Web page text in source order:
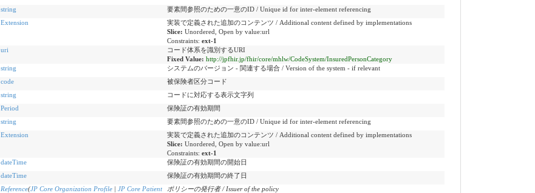
string
要素間参照のための一意のID / Unique id for inter-element referencing
Extension
実装で定義された追加のコンテンツ / Additional content defined by implementations
Slice: Unordered, Open by value:url
Constraints: ext-1
uri
コード体系を識別するURI
Fixed Value: http://jpfhir.jp/fhir/core/mhlw/CodeSystem/InsuredPersonCategory
string
システムのバージョン - 関連する場合 / Version of the system - if relevant
code
被保険者区分コード
string
コードに対応する表示文字列
Period
保険証の有効期間
string
要素間参照のための一意のID / Unique id for inter-element referencing
Extension
実装で定義された追加のコンテンツ / Additional content defined by implementations
Slice: Unordered, Open by value:url
Constraints: ext-1
dateTime
保険証の有効期間の開始日
dateTime
保険証の有効期間の終了日
Reference(JP Core Organization Profile| JP Core Patient
ポリシーの発行者 / Issuer of the policy